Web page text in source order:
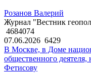
Розанов Валерий
Журнал "Вестник
4684074
07.06.2026 6429
В Москве, в Доме
общественного
Фетисову